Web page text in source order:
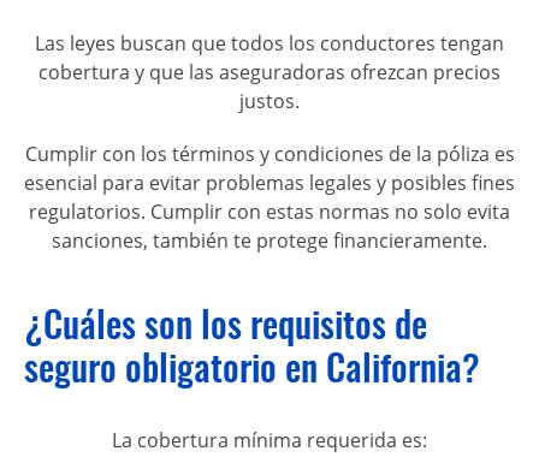
Las leyes buscan que todos los conductores tengan
cobertura y que las aseguradoras ofrezcan precios
justos.
Cumplir con los términos y condiciones de la póliza es
esencial para evitar problemas legales y posibles fines
regulatorios. Cumplir con estas normas no solo evita
sanciones, también te protege financieramente.
¿Cuáles son los requisitos de
seguro obligatorio en California?
La cobertura mínima requerida es: